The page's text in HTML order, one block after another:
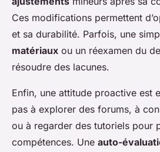
Ces modifications permettent
et sa durabilité. Parfois, une
matériaux ou un réexamen du
résoudre des lacunes.
Enfin, une attitude proactive est
pas à explorer des forums, à
ou à regarder des tutoriels pour
compétences. Une auto-